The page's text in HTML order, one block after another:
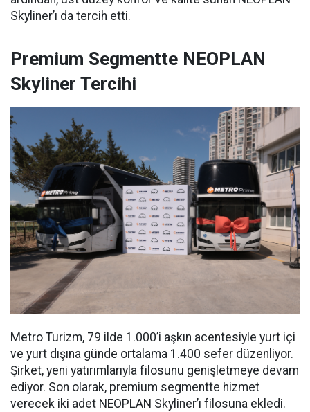
Skyliner’ı da tercih etti.
Premium Segmentte NEOPLAN
Skyliner Tercihi
Metro Turizm, 79 ilde 1.000’i aşkın acentesiyle yurt içi
ve yurt dışına günde ortalama 1.400 sefer düzenliyor.
Şirket, yeni yatırımlarıyla filosunu genişletmeye devam
ediyor. Son olarak, premium segmentte hizmet
verecek iki adet NEOPLAN Skyliner’ı filosuna ekledi.